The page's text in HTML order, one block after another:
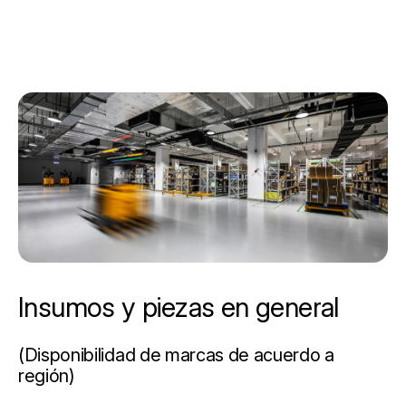
Insumos y piezas en general
(Disponibilidad de marcas de acuerdo a
región)